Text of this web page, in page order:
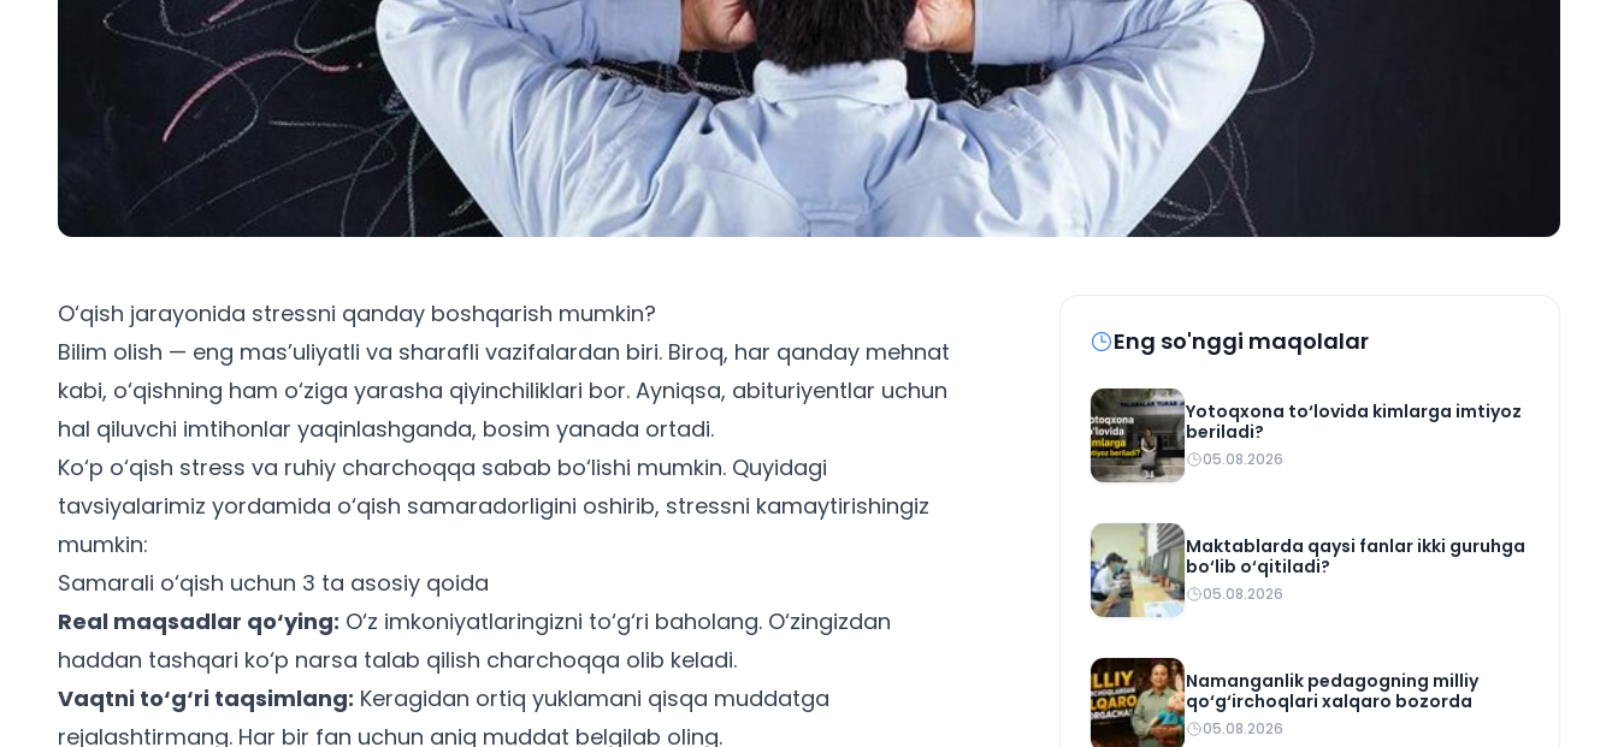
O‘qish jarayonida stressni qanday boshqarish mumkin?
Bilim olish — eng mas’uliyatli va sharafli vazifalardan biri. Biroq, har qanday mehnat
kabi, o‘qishning ham o‘ziga yarasha qiyinchiliklari bor. Ayniqsa, abituriyentlar uchun
hal qiluvchi imtihonlar yaqinlashganda, bosim yanada ortadi.
Ko‘p o‘qish stress va ruhiy charchoqqa sabab bo‘lishi mumkin. Quyidagi
tavsiyalarimiz yordamida o‘qish samaradorligini oshirib, stressni kamaytirishingiz
mumkin:
Samarali o‘qish uchun 3 ta asosiy qoida
Real maqsadlar qo‘ying: O‘z imkoniyatlaringizni to‘g‘ri baholang. O‘zingizdan
haddan tashqari ko‘p narsa talab qilish charchoqqa olib keladi.
Vaqtni to‘g‘ri taqsimlang: Keragidan ortiq yuklamani qisqa muddatga
rejalashtirmang. Har bir fan uchun aniq muddat belgilab oling.
Eng so'nggi maqolalar
Yotoqxona to‘lovida kimlarga imtiyoz
beriladi?
05.08.2026
Maktablarda qaysi fanlar ikki guruhga
bo‘lib o‘qitiladi?
05.08.2026
Namanganlik pedagogning milliy
qo‘g‘irchoqlari xalqaro bozorda
05.08.2026